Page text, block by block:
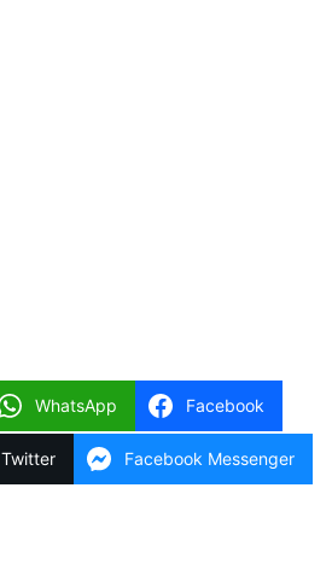
WhatsApp Facebook
Twitter Facebook Messenger